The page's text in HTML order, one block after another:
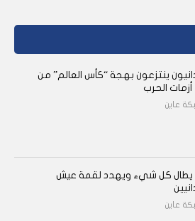
ينتزعون بهجة “كأس العالم” من
الحرب
عاين
يطال كل شيء ويهدد لقمة عيش
عاين